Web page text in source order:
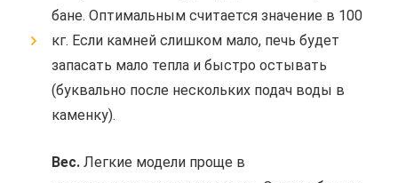
бане. Оптимальным считается значение в 100
кг. Если камней слишком мало, печь будет
запасать мало тепла и быстро остывать
(буквально после нескольких подач воды в
каменку).
Вес. Легкие модели проще в